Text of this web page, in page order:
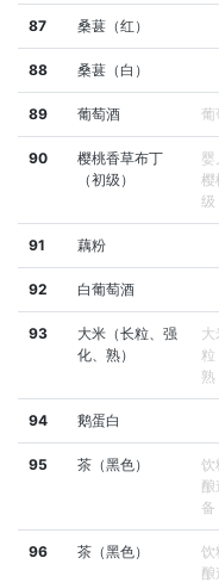
87 桑葚（红）
88 桑葚（白）
89 葡萄酒 葡
90
樱桃香草布丁
（初级）
婴
樱
级
91 藕粉
92 白葡萄酒
93
大米（长粒、强
化、熟）
粒
94 鹅蛋白
95 茶（黑色）
饮
酿
备
96 茶（黑色）
饮
酿